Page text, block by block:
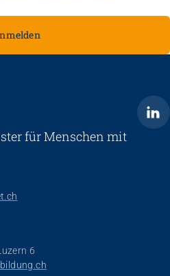
für Menschen mit
6